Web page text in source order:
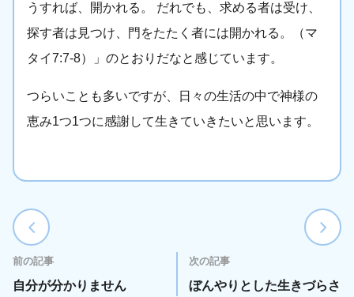
うすれば、開かれる。 だれでも、求める者は受け、
探す者は見つけ、門をたたく者には開かれる。（マ
タイ7:7-8）」のとおりだなと感じています。
つらいことも多いですが、日々の生活の中で神様の
恵み1つ1つに感謝して生きていきたいと思います。
前の記事
自分が分かりません
次の記事
ぼんやりとした生きづらさ